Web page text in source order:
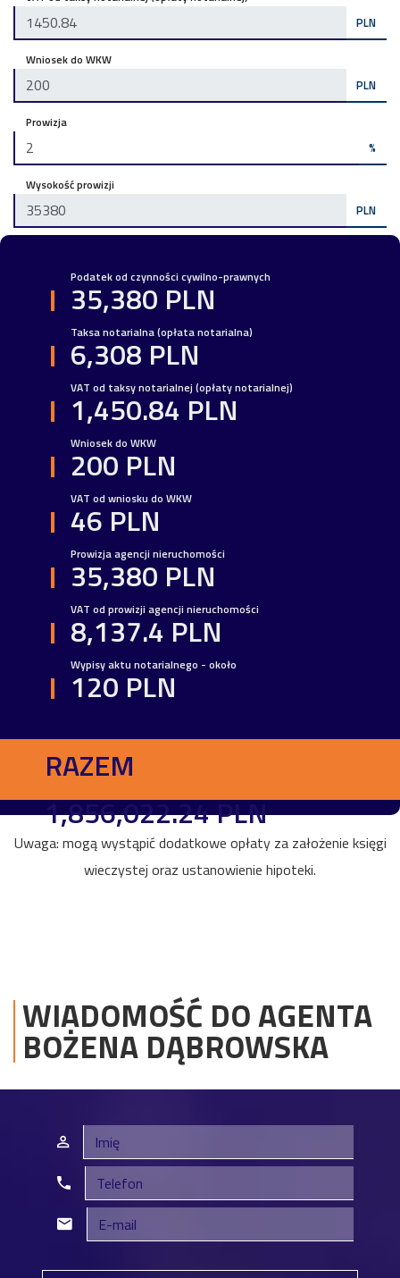
PLN
Wniosek do WKW
PLN
Prowizja
%
Wysokość prowizji
PLN
Podatek od czynności cywilno-prawnych
35,380 PLN
Taksa notarialna (opłata notarialna)
6,308 PLN
VAT od taksy notarialnej (opłaty notarialnej)
1,450.84 PLN
Wniosek do WKW
200 PLN
VAT od wniosku do WKW
46 PLN
Prowizja agencji nieruchomości
35,380 PLN
VAT od prowizji agencji nieruchomości
8,137.4 PLN
Wypisy aktu notarialnego - około
120 PLN
RAZEM
1,856,022.24 PLN
Uwaga: mogą wystąpić dodatkowe opłaty za założenie księgi
wieczystej oraz ustanowienie hipoteki.
WIADOMOŚĆ DO AGENTA
BOŻENA DĄBROWSKA